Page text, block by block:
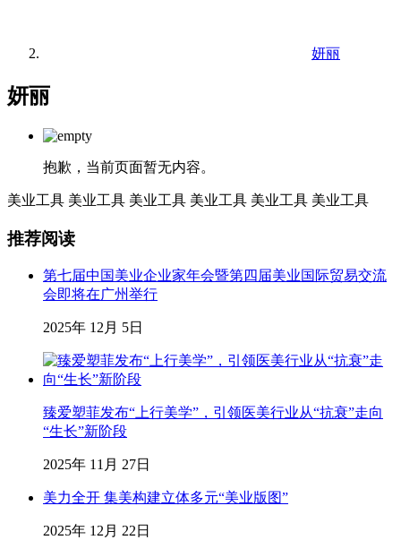
妍丽
妍丽
抱歉，当前页面暂无内容。
美业工具 美业工具 美业工具 美业工具 美业工具 美业工具
推荐阅读
第七届中国美业企业家年会暨第四届美业国际贸易交流
会即将在广州举行
2025年 12月 5日
臻爱塑菲发布“上行美学”，引领医美行业从“抗衰”走向
“生长”新阶段
2025年 11月 27日
美力全开 集美构建立体多元“美业版图”
2025年 12月 22日